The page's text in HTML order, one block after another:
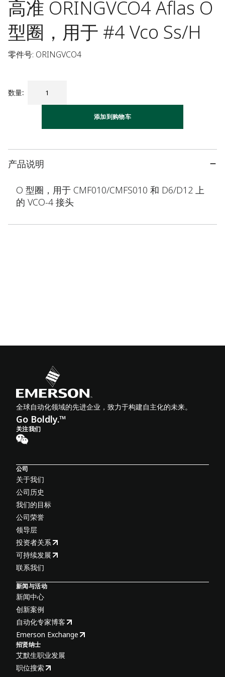
高准 ORINGVCO4 Aflas O
型圈，用于 #4 Vco Ss/H
零件号: ORINGVCO4
数量:
添加到购物车
产品说明
O 型圈，用于 CMF010/CMFS010 和 D6/D12 上
的 VCO-4 接头
全球自动化领域的先进企业，致力于构建自主化的未来。
Go Boldly.™
关注我们
公司
关于我们
公司历史
我们的目标
公司荣誉
领导层
投资者关系
可持续发展
联系我们
新闻与活动
新闻中心
创新案例
自动化专家博客
Emerson Exchange
招贤纳士
艾默生职业发展
职位搜索